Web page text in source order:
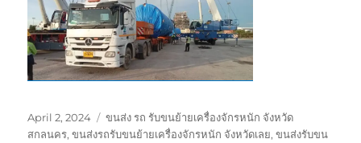
Posted
on
April 2, 2024 Tags
ขนส่ง รถ รับขนย้ายเครื่องจักรหนัก จังหวัด
สกลนคร,ขนส่งรถรับขนย้ายเครื่องจักรหนัก จังหวัดเลย,ขนส่งรับขน